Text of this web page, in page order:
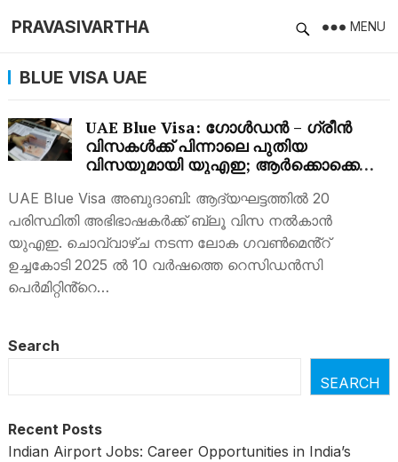
PRAVASIVARTHA MENU
BLUE VISA UAE
UAE Blue Visa: ഗോള്‍ഡന്‍ – ഗ്രീന്‍
വിസകള്‍ക്ക് പിന്നാലെ പുതിയ
വിസയുമായി യുഎഇ; ആര്‍ക്കൊക്കെ
UAE Blue Visa അബുദാബി: ആദ്യഘട്ടത്തിൽ 20
പരിസ്ഥിതി അഭിഭാഷകർക്ക് ബ്ലൂ വിസ നൽകാന്‍
യുഎഇ. ചൊവ്വാഴ്ച നടന്ന ലോക ഗവൺമെൻ്റ്
ഉച്ചകോടി 2025 ൽ 10 വർഷത്തെ റെസിഡൻസി
പെർമിറ്റിൻ്റെ…
Search
SEARCH
Recent Posts
Indian Airport Jobs: Career Opportunities in India’s